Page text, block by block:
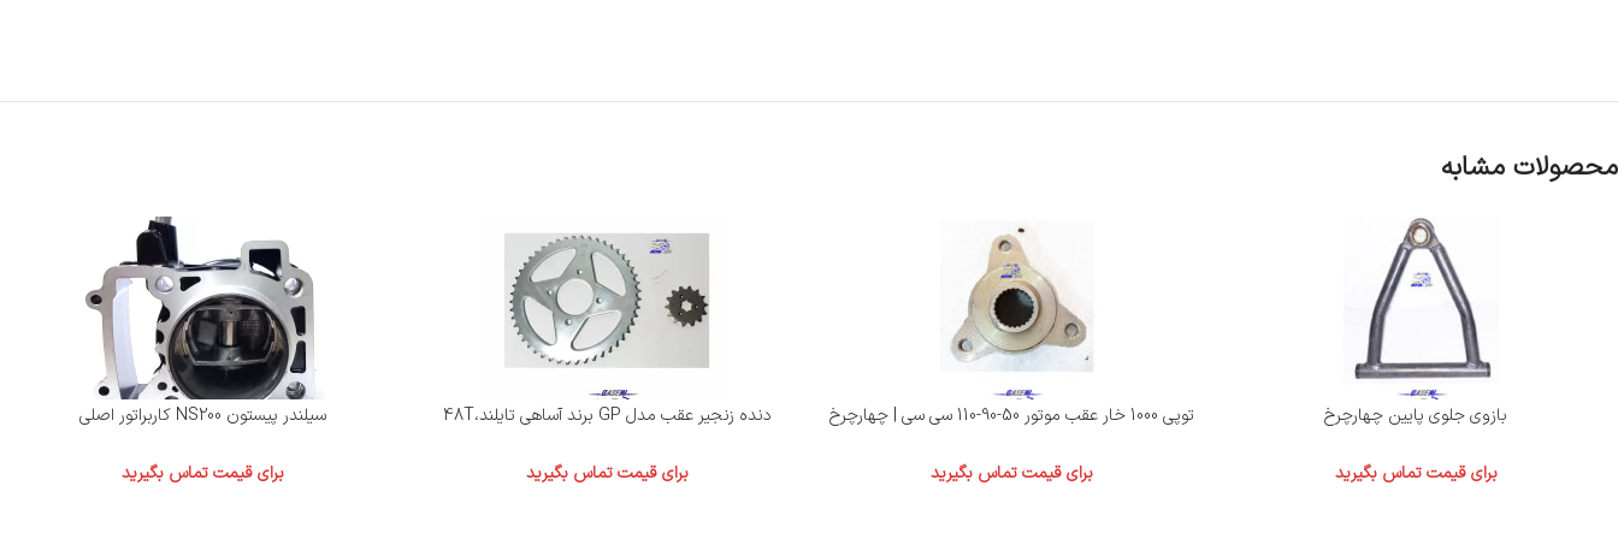
محصولات مشابه
بازوی جلوی پایین چهارچرخ
برای قیمت تماس بگیرید
توپی 1000 خار عقب موتور 50-90-110 سی سی | چهارچرخ
برای قیمت تماس بگیرید
دنده زنجیر عقب مدل GP برند آساهی تایلند،48T
برای قیمت تماس بگیرید
سیلندر پیستون NS200 کاربراتور اصلی
برای قیمت تماس بگیرید